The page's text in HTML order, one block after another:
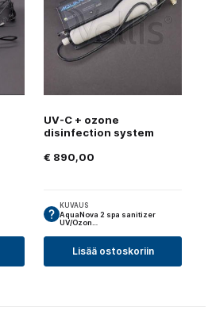
UV-C + ozone
disinfection system
€ 890,00
KUVAUS
AquaNova 2 spa sanitizer
UV/Ozon…
Lisää ostoskoriin